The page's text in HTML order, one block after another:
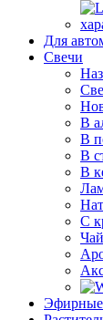
Для
Свечи
В
В
В
В
С
Эфирные